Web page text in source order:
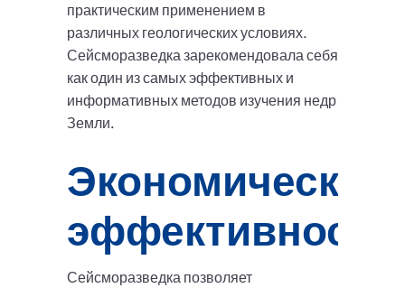
практическим применением в
различных геологических условиях.
Сейсморазведка зарекомендовала себя
как один из самых эффективных и
информативных методов изучения недр
Земли.
Экономическая
эффективность
Сейсморазведка позволяет